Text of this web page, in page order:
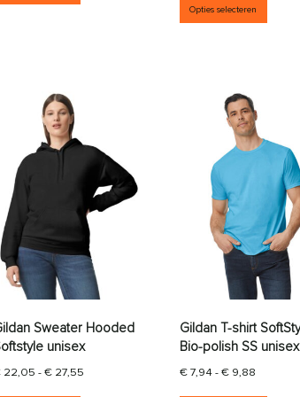
Opties selecteren
Sweater Hooded
unisex
22,05 -€27,55Prijsklasse: € 22,05 tot € 27,55
Gildan T-shirt
Bio-polish SS unisex
€7,94 - €9,88